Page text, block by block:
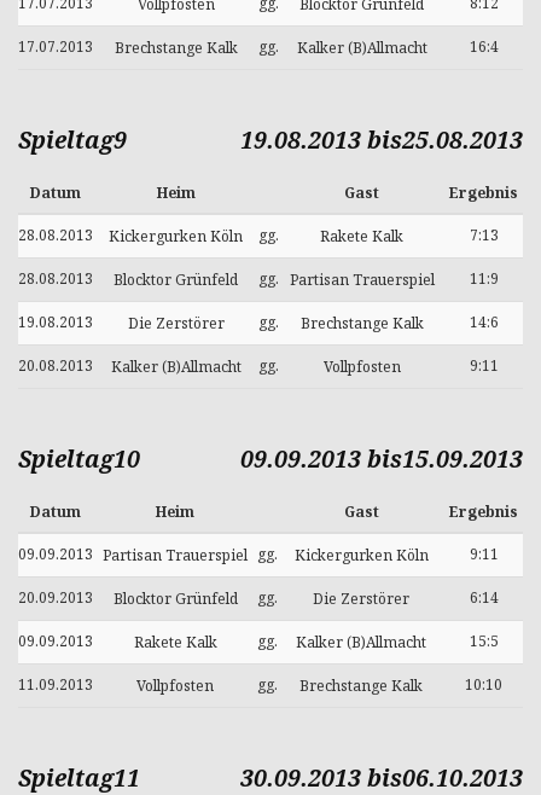
Vollpfosten Blocktor Grünfeld
17.07.2013 Brechstange Kalk gg. Kalker (B)Allmacht 16:4
Spieltag9 19.08.2013 bis25.08.2013
Datum Heim Gast Ergebnis
28.08.2013 Kickergurken Köln gg. Rakete Kalk 7:13
28.08.2013 Blocktor Grünfeld gg. Partisan Trauerspiel 11:9
19.08.2013 Die Zerstörer gg. Brechstange Kalk 14:6
20.08.2013 Kalker (B)Allmacht gg. Vollpfosten 9:11
Spieltag10 09.09.2013 bis15.09.2013
Datum Heim Gast Ergebnis
09.09.2013 Partisan Trauerspiel gg. Kickergurken Köln 9:11
20.09.2013 Blocktor Grünfeld gg. Die Zerstörer 6:14
09.09.2013 Rakete Kalk gg. Kalker (B)Allmacht 15:5
11.09.2013 Vollpfosten gg. Brechstange Kalk 10:10
Spieltag11 30.09.2013 bis06.10.2013